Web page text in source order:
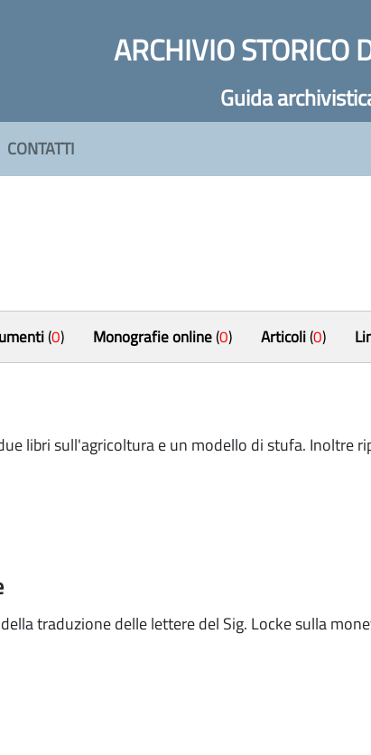
ARCHIVIO STORICO
Guida
CONTATTI
(0) Monografie online(0) Articoli(0)
libri sull'agricoltura e un modello di stufa.
traduzione delle lettere del Sig. Locke sulla